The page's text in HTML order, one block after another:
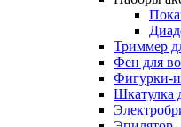
Триммер
Фен для
Фигурки-
Шкатулка